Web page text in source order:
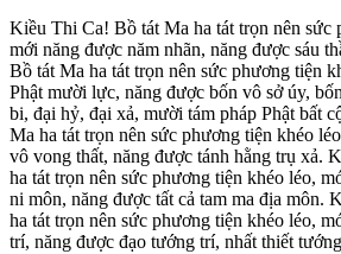
Kiều Thi Ca! Bồ tát Ma ha tát trọn nên sức
mới năng được năm nhãn, năng được sáu
Bồ tát Ma ha tát trọn nên sức phương tiện
Phật mười lực, năng được bốn vô sở úy,
bi, đại hỷ, đại xả, mười tám pháp Phật bất
Ma ha tát trọn nên sức phương tiện khéo
vô vong thất, năng được tánh hằng trụ xả.
ha tát trọn nên sức phương tiện khéo léo,
ni môn, năng được tất cả tam ma địa môn.
ha tát trọn nên sức phương tiện khéo léo,
trí, năng được đạo tướng trí, nhất thiết